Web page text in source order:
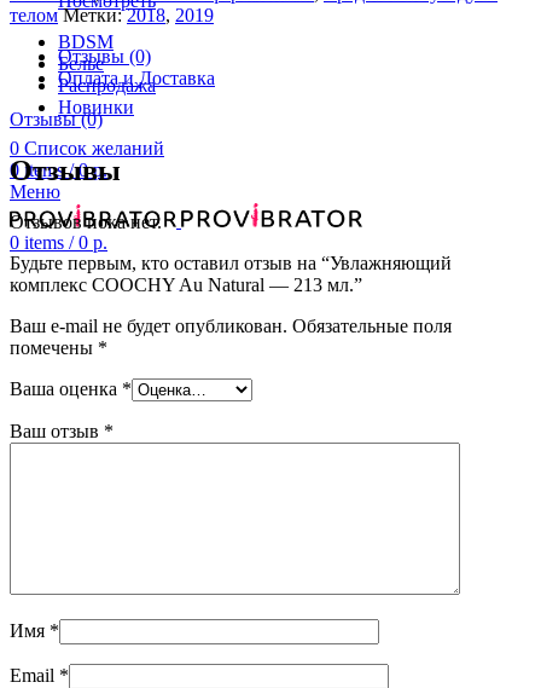
BDSM
Белье
Распродажа
Новинки
0 Список желаний
0items / 0р.
Меню
0 items / 0 р.
телом Метки:2018, 2019
Отзывы (0)
Оплата и Доставка
Отзывы (0)
Отзывы
Отзывов пока нет.
Будьте первым, кто оставил отзыв на “Увлажняющий
комплекс COOCHY Au Natural — 213 мл.”
Ваш e-mail не будет опубликован. Обязательные поля
помечены *
Ваша оценка *
Ваш отзыв *
Имя *
Email *